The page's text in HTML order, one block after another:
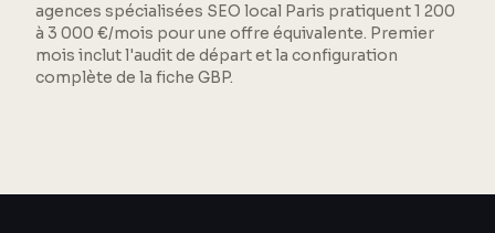
agences spécialisées SEO local Paris pratiquent 1 200
à 3 000 €/mois pour une offre équivalente. Premier
mois inclut l'audit de départ et la configuration
complète de la fiche GBP.